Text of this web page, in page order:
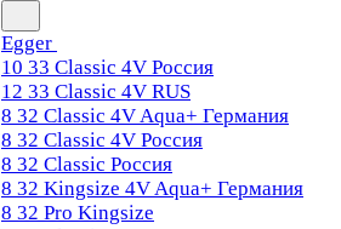
Egger
10 33 Classic 4V Россия
12 33 Classic 4V RUS
8 32 Classic 4V Aqua+ Германия
8 32 Classic 4V Россия
8 32 Classic Россия
8 32 Kingsize 4V Aqua+ Германия
8 32 Pro Kingsize